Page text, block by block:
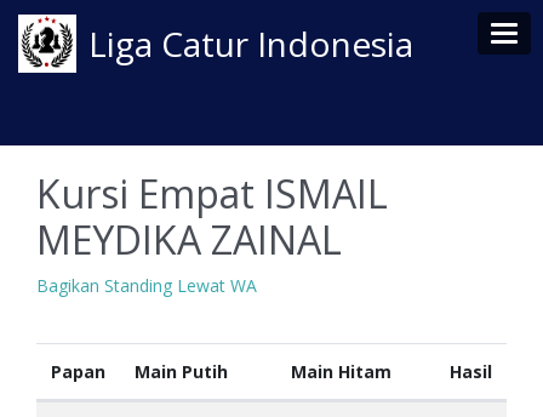
Liga Catur Indonesia
Kursi Empat ISMAIL
MEYDIKA ZAINAL
Bagikan Standing Lewat WA
Papan Main Putih Main Hitam Hasil